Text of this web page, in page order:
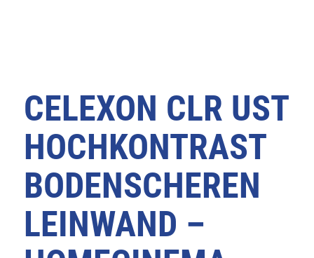
CELEXON CLR UST
HOCHKONTRAST
BODENSCHEREN
LEINWAND –